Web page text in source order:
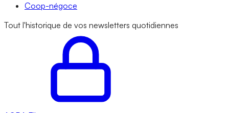
Coop-négoce
Tout l'historique de vos newsletters quotidiennes